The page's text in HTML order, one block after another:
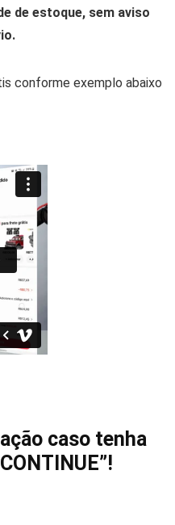
de estoque, sem aviso
conforme exemplo abaixo
caso tenha